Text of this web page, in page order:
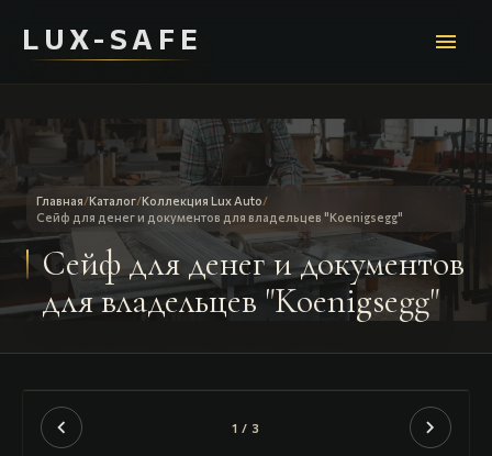
LUX-SAFE menu
Главная/Каталог/Коллекция Lux Auto/
Сейф для денег и документов для владельцев "Koenigsegg"
Сейф для денег и документов
для владельцев "Koenigsegg"
chevron_left 1 / 3 chevron_right